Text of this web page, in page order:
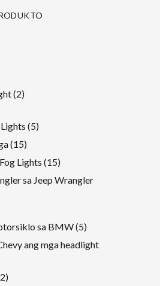
22
produkto
produkto
55
1515
Mga
Lights 1515
Mga
sa Jeep Wrangler
sa BMW 55
Mga
ang mga headlight
22